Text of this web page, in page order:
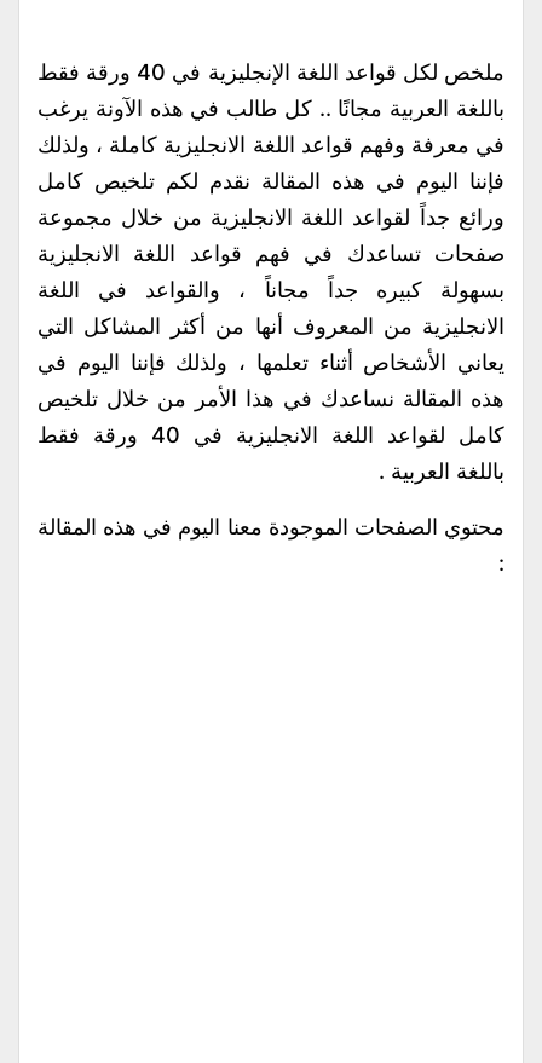
ملخص لكل قواعد اللغة الإنجليزية في 40 ورقة فقط
باللغة العربية مجانًا .. كل طالب في هذه الآونة يرغب
في معرفة وفهم قواعد اللغة الانجليزية كاملة ، ولذلك
فإننا اليوم في هذه المقالة نقدم لكم تلخيص كامل
ورائع جداً لقواعد اللغة الانجليزية من خلال مجموعة
صفحات تساعدك في فهم قواعد اللغة الانجليزية
بسهولة كبيره جداً مجاناً ، والقواعد في اللغة
الانجليزية من المعروف أنها من أكثر المشاكل التي
يعاني الأشخاص أثناء تعلمها ، ولذلك فإننا اليوم في
هذه المقالة نساعدك في هذا الأمر من خلال تلخيص
كامل لقواعد اللغة الانجليزية في 40 ورقة فقط
باللغة العربية .
محتوي الصفحات الموجودة معنا اليوم في هذه المقالة
: